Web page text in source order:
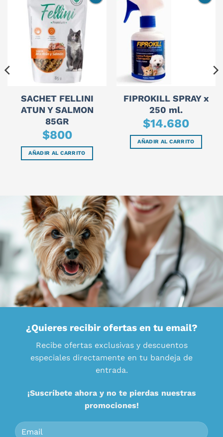
SACHET FELLINI
ATUN Y SALMON
85GR
$800
AÑADIR AL CARRITO
FIPROKILL SPRAY x
250 ml.
$14.680
AÑADIR AL CARRITO
¿Quieres recibir ofertas en tu email?
Recibe ofertas exclusivas y descuentos
especiales directamente en tu bandeja de
entrada.
¡Suscríbete ahora y no te pierdas nuestras
promociones!